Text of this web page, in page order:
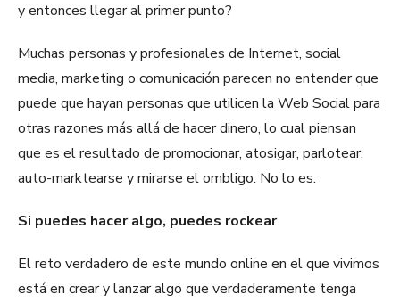
y entonces llegar al primer punto?
Muchas personas y profesionales de Internet, social
media, marketing o comunicación parecen no entender que
puede que hayan personas que utilicen la Web Social para
otras razones más allá de hacer dinero, lo cual piensan
que es el resultado de promocionar, atosigar, parlotear,
auto-marktearse y mirarse el ombligo. No lo es.
Si puedes hacer algo, puedes rockear
El reto verdadero de este mundo online en el que vivimos
está en crear y lanzar algo que verdaderamente tenga